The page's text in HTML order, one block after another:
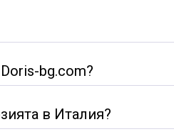
bg.com?
в Италия?